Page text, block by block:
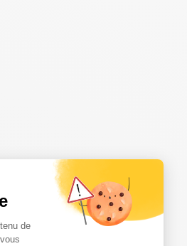
du Consentement :
de